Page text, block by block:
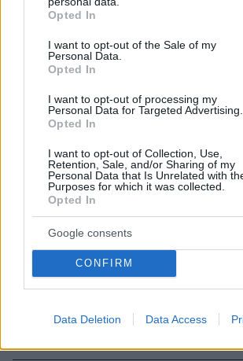
grant or deny consent to Google and its
use your data for below specified purposes
consent section.
Opted In
I want to opt-out of the Sale of my
Personal Data.
Opted In
I want to opt-out of processing my
Personal Data for Targeted Advertising.
Opted In
I want to opt-out of Collection, Use,
Retention, Sale, and/or Sharing of my
Personal Data that Is Unrelated with
Purposes for which it was collected.
Opted In
Google consents
CONFIRM
Data Deletion Data Access
Ελλάδα που γερνάει: Τα... δύο
07.08.2026, 15:59